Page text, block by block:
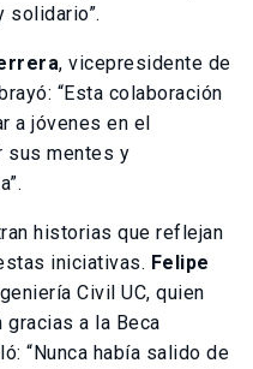
solidario”.
, vicepresidente de
“Esta colaboración
a jóvenes en el
sus mentes y
historias que reflejan
iniciativas. Felipe
Civil UC, quien
a la Beca
“Nunca había salido de